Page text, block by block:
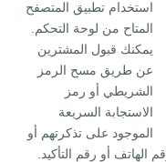
استخدام تطبيق المتصفح
المتاح من لوحة التحكم.
يمكنك قبول المشترين
عن طريق مسح الرمز
الشريطي أو رمز
الاستجابة السريعة
الموجود على تذكرتهم أو
الهاتف أو رقم التأكيد.